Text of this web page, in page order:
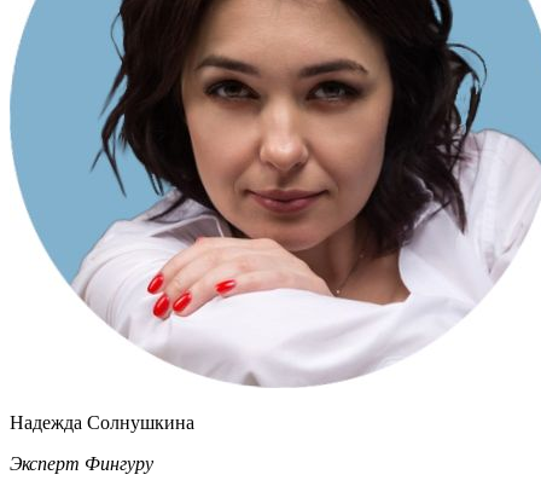
Надежда Солнушкина
Эксперт Фингуру